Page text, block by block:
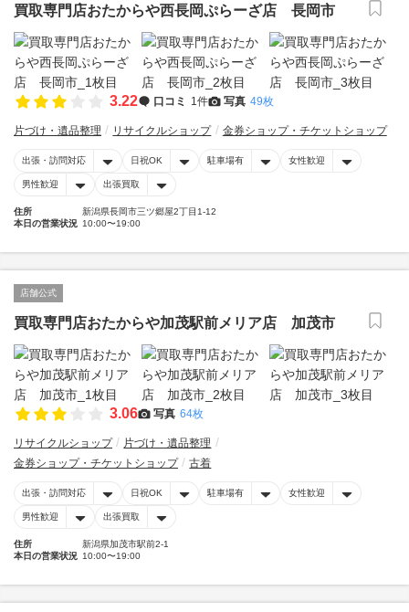
買取専門店おたからや西長岡ぷらーざ店 長岡市
3.22 口コミ 1件 写真 49枚
片づけ・遺品整理 リサイクルショップ 金券ショップ・チケットショップ
出張・訪問対応 日祝OK 駐車場有 女性歓迎
男性歓迎 出張買取
住所
新潟県長岡市三ツ郷屋2丁目1-12
本日の営業状況 10:00〜19:00
店舗公式
買取専門店おたからや加茂駅前メリア店 加茂市
3.06 写真 64枚
リサイクルショップ
片づけ・遺品整理
金券ショップ・チケットショップ
古着
出張・訪問対応 日祝OK 駐車場有 女性歓迎
男性歓迎 出張買取
住所
新潟県加茂市駅前2-1
本日の営業状況 10:00〜19:00